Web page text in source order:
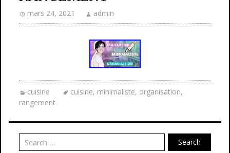
mars 24, 2021 admin
cuisine cuisine, minimaliste, organisation,
rangement
Search